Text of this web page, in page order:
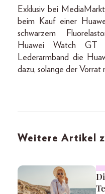
Exklusiv bei
beim Kauf einer
schwarzem
Huawei Watch
Lederarmband die
dazu, solange der Vorrat
Weitere Artikel